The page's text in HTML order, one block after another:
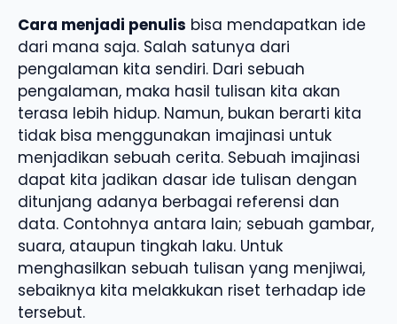
Cara menjadi penulis bisa mendapatkan ide
dari mana saja. Salah satunya dari
pengalaman kita sendiri. Dari sebuah
pengalaman, maka hasil tulisan kita akan
terasa lebih hidup. Namun, bukan berarti kita
tidak bisa menggunakan imajinasi untuk
menjadikan sebuah cerita. Sebuah imajinasi
dapat kita jadikan dasar ide tulisan dengan
ditunjang adanya berbagai referensi dan
data. Contohnya antara lain; sebuah gambar,
suara, ataupun tingkah laku. Untuk
menghasilkan sebuah tulisan yang menjiwai,
sebaiknya kita melakkukan riset terhadap ide
tersebut.